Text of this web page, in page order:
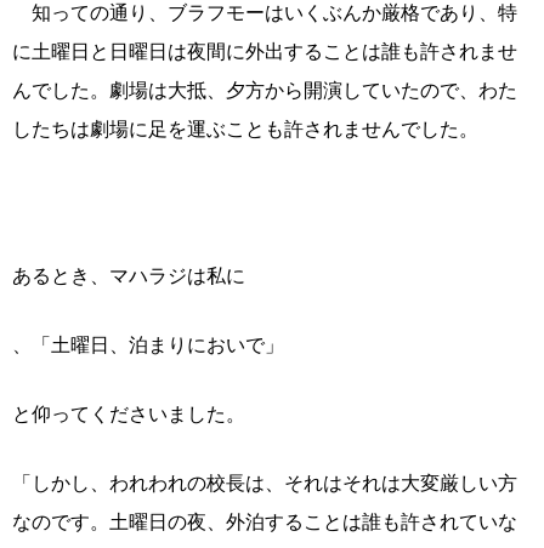
知っての通り、ブラフモーはいくぶんか厳格であり、特
に土曜日と日曜日は夜間に外出することは誰も許されませ
んでした。劇場は大抵、夕方から開演していたので、わた
したちは劇場に足を運ぶことも許されませんでした。
あるとき、マハラジは私に
、「土曜日、泊まりにおいで」
と仰ってくださいました。
「しかし、われわれの校長は、それはそれは大変厳しい方
なのです。土曜日の夜、外泊することは誰も許されていな